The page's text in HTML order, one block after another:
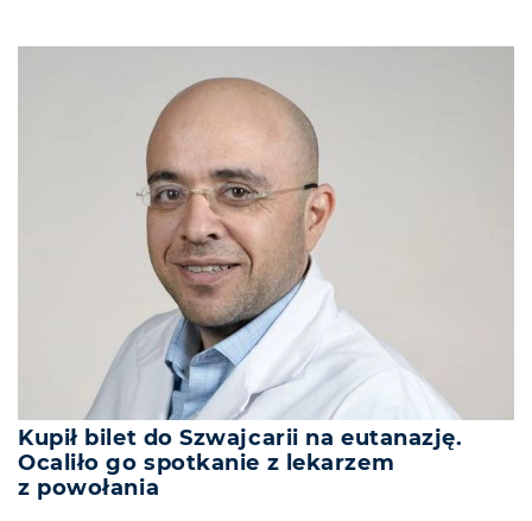
Kupił bilet do Szwajcarii na eutanazję.
Ocaliło go spotkanie z lekarzem
z powołania